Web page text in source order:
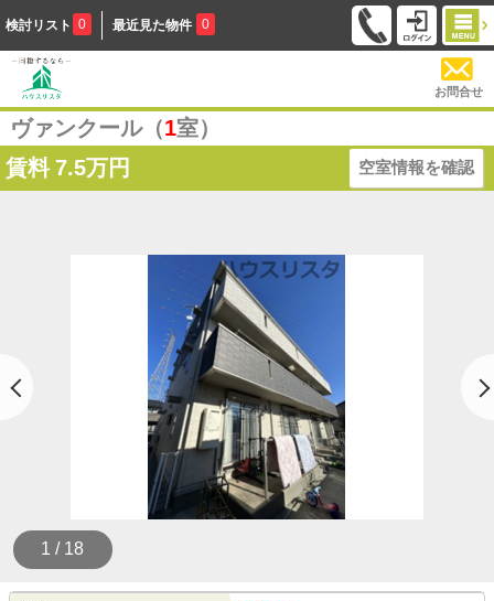
検討リスト 0 最近見た物件 0
お問合せ
ヴァンクール（1室）
賃料 7.5万円 空室情報を確認
1 / 18